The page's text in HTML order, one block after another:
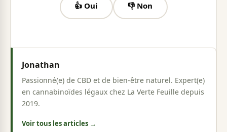
👍 Oui 👎 Non
Jonathan
Passionné(e) de CBD et de bien-être naturel. Expert(e)
en cannabinoïdes légaux chez La Verte Feuille depuis
2019.
Voir tous les articles →